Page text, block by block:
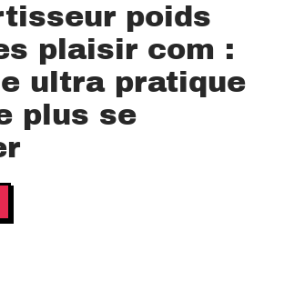
poids
plaisir com :
ultra pratique
plus se